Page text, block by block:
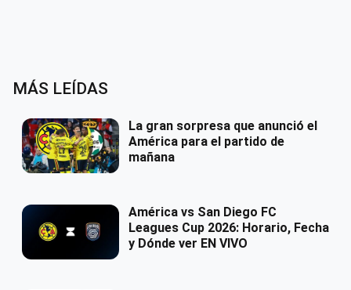
MÁS LEÍDAS
La gran sorpresa que anunció el
América para el partido de
mañana
América vs San Diego FC
Leagues Cup 2026: Horario, Fecha
y Dónde ver EN VIVO